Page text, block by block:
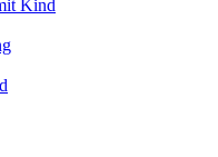
Kind